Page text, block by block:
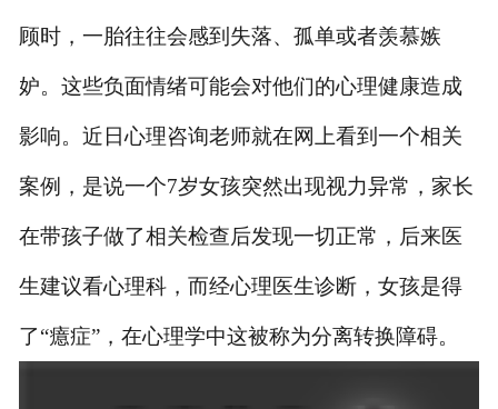
顾时，一胎往往会感到失落、孤单或者羡慕嫉
妒。这些负面情绪可能会对他们的心理健康造成
影响。 近日心理咨询老师就在网上看到一个相关
案例，是说一个7岁女孩突然出现视力异常，家长
在带孩子做了相关检查后发现一切正常，后来医
生建议看心理科，而经心理医生诊断，女孩是得
了“癔症”，在心理学中这被称为分离转换障碍。